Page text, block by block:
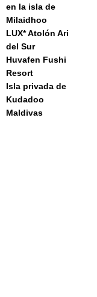
en la isla de
Milaidhoo
LUX* Atolón Ari
del Sur
Huvafen Fushi
Resort
Isla privada de
Kudadoo
Maldivas